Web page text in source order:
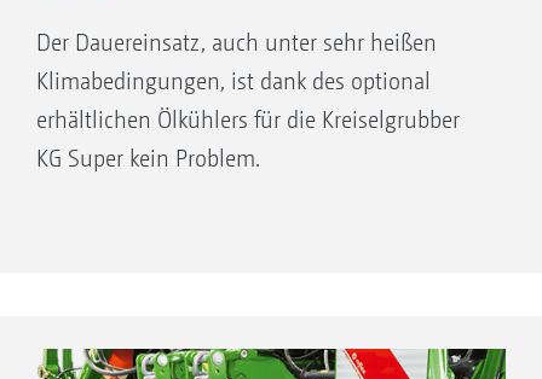
Der Dauereinsatz, auch unter sehr heißen
Klimabedingungen, ist dank des optional
erhältlichen Ölkühlers für die Kreiselgrubber
KG Super kein Problem.